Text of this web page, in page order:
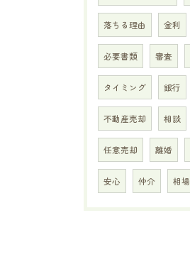
落ちる理由 金利
必要書類 審査
タイミング 銀行
不動産売却 相談
任意売却 離婚
安心 仲介 相場